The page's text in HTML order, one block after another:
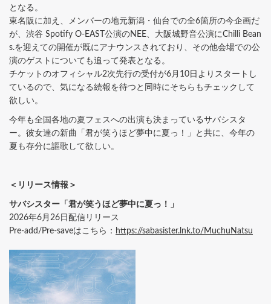
となる。
東名阪に加え、メンバーの地元新潟・仙台での全6箇所の今企画だ
が、渋谷 Spotify O-EAST公演のNEE、大阪城野音公演にChilli Bean
s.を迎えての開催が既にアナウンスされており、その他会場での公
演のゲストについても追って発表となる。
チケットのオフィシャル2次先行の受付が6月10日よりスタートし
ているので、気になる続報を待つと同時にそちらもチェックして
欲しい。
今年も全国各地の夏フェスへの出演も決まっているサバシスタ
ー。彼女達の新曲「君が笑うほど夢中に夏っ！」と共に、今年の
夏も存分に謳歌して欲しい。
＜リリース情報＞
サバシスター「君が笑うほど夢中に夏っ！」
2026年6月26日配信リリース
Pre-add/Pre-saveはこちら： https://sabasister.lnk.to/MuchuNatsu